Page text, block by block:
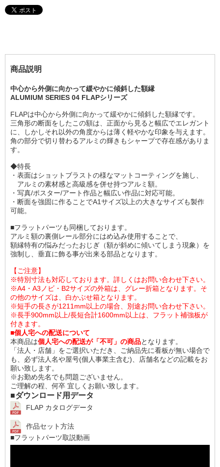
商品説明
中心から外側に向かって緩やかに傾斜した額縁
ALUMIUM SERIES 04 FLAPシリーズ
FLAPは中心から外側に向かって緩やかに傾斜した額縁です。
三角形の断面をしたこの額は、正面から見ると幅広でエレガント
に、しかしそれ以外の角度からは薄く軽やかな印象を与えます。
角の部分で切り替わるアルミの輝きもシャープで存在感がありま
す。
◆特長
・表面はショットブラストの様なマットコーティングを施し、
アルミの素材感と高級感を併せ持つアルミ額。
・写真/ポスター/アート作品と幅広い作品に対応可能。
・断面を強固に作ることでA1サイズ以上の大きなサイズも製作
可能。
■フラットパーツも同梱しております。
アルミ額の裏側レール部分にはめ込み使用することで、
額縁特有の悩みだったおじぎ（額が斜めに傾いてしまう現象）を
強制し、垂直に飾る事が出来る部品となります。
【ご注意】
※特別寸法も対応しております。詳しくはお問い合わせ下さい。
※A4・A3ノビ・B2サイズの外箱は、グレー折箱となります。そ
の他のサイズは、白かぶせ箱となります。
※短手の長さが1211mm以上の場合、別途お問い合わせ下さい。
※長手900mm以上/長短合計1600mm以上は、フラット補強板が
付きます。
■個人宅への配送について
本商品は個人宅への配送が「不可」の商品となります。
「法人・店舗」をご選択いただき、ご納品先に看板が無い場合で
も、必ず法人名や屋号(個人事業主含む)、店舗名などの記載をお
願い致します。
※お勤め先名でも問題ございません。
ご理解の程、何卒 宜しくお願い致します。
■ダウンロード用データ
FLAP カタログデータ
作品セット方法
■フラットパーツ取説動画